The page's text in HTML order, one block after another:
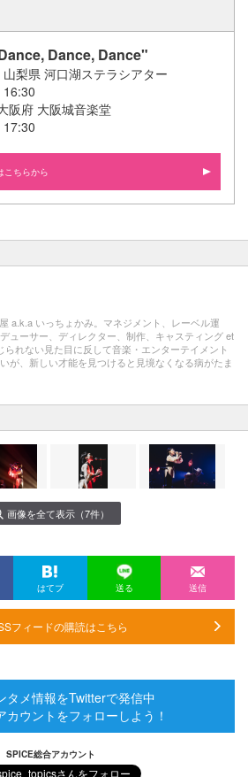
Dance, Dance"
梨県 河口湖ステラシアター
16:30
阪府 大阪城音楽堂
17:30
こちらから
a.k.a いっちょかみ。マネジメント、レーベル運
ューサー、ディレクター、制作、キャスティング et
られない見た目に反して音楽・エンターテイメント
が、新しい才能を見つけると見境なくなる病がたま
画像を全て表示（7件）
はてブ 送る 送信
フィードの購読はこちら
タメ情報をTwitterで発信中
カウントをフォローしよう！
SPICE総合アカウント